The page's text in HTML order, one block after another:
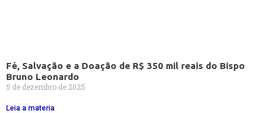
Fé, Salvação e a Doação de R$ 350 mil reais do Bispo
Bruno Leonardo
5 de dezembro de 2025
Leia a materia